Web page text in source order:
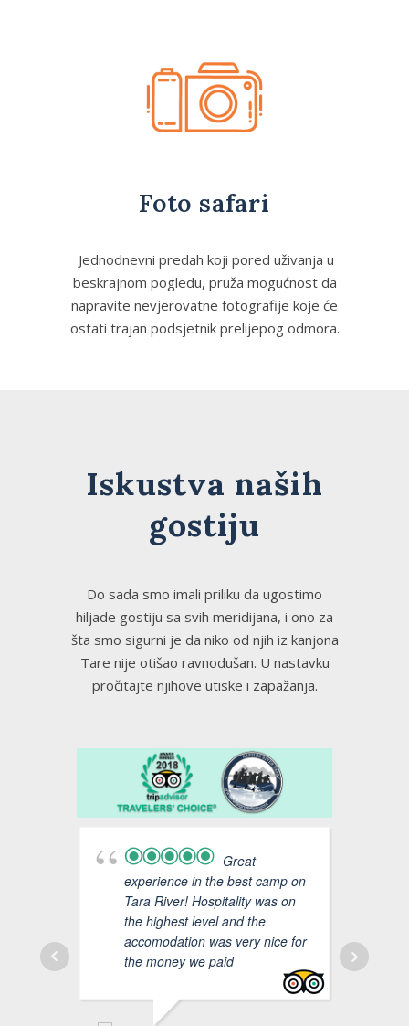
Foto safari
Jednodnevni predah koji pored uživanja u
beskrajnom pogledu, pruža mogućnost da
napravite nevjerovatne fotografije koje će
ostati trajan podsjetnik prelijepog odmora.
Iskustva naših
gostiju
Do sada smo imali priliku da ugostimo
hiljade gostiju sa svih meridijana, i ono za
šta smo sigurni je da niko od njih iz kanjona
Tare nije otišao ravnodušan. U nastavku
pročitajte njihove utiske i zapažanja.
Great
experience in the best camp on
Tara River! Hospitality was on
the highest level and the
accomodation was very nice for
the money we paid